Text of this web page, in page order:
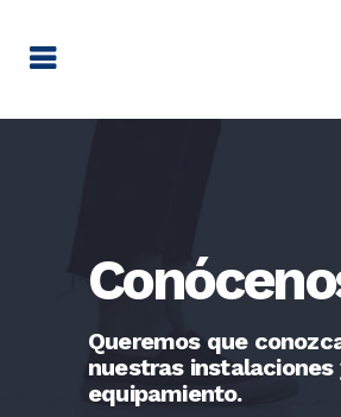
Queremos que
nuestras instalaciones
equipamiento.